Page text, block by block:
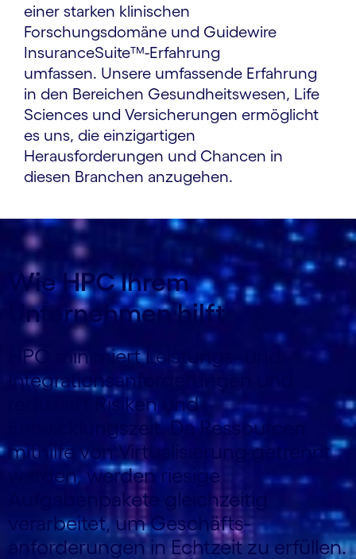
einer starken klinischen
Forschungsdomäne und Guidewire
InsuranceSuite™-Erfahrung
umfassen. Unsere umfassende Erfahrung
in den Bereichen Gesundheitswesen, Life
Sciences und Versicherungen ermöglicht
es uns, die einzigartigen
Herausforderungen und Chancen in
diesen Branchen anzugehen.
Wie HPC Ihrem
Unternehmen hilft
HPC minimiert Leistungs- und
Integrationsanforderungen und
reduziert Risiken und
Entwicklungszeit. Da Ressourcen
mithilfe von Virtualisierung getrennt
werden, werden riesige
Aufgabenpakete gleichzeitig
verarbeitet, um Geschäfts­
anforderungen in Echtzeit zu erfüllen.